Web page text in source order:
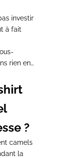
investir
à fait
rien en
?
camels
la